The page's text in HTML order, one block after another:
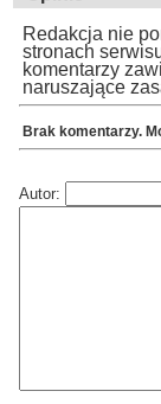
Redakcja nie
stronach
komentarzy
naruszające
Brak komentarzy.
Autor: